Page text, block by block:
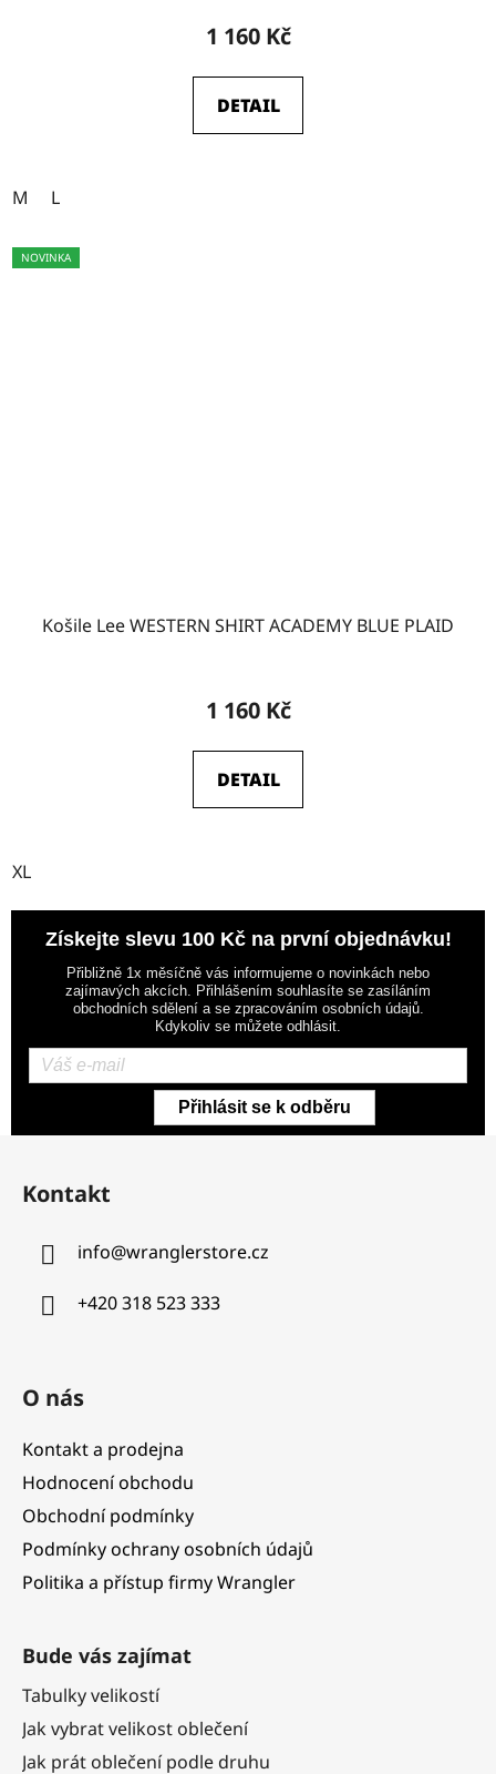
1 160 Kč
DETAIL
M L
NOVINKA
Košile Lee WESTERN SHIRT ACADEMY BLUE PLAID
1 160 Kč
DETAIL
XL
Získejte slevu 100 Kč na první objednávku!
Přibližně 1x měsíčně vás informujeme o novinkách nebo
zajímavých akcích. Přihlášením souhlasíte se zasíláním
obchodních sdělení a se zpracováním osobních údajů.
Kdykoliv se můžete odhlásit.
Přihlásit se k odběru
Z
Kontakt
info@wranglerstore.cz
+420 318 523 333
O nás
Kontakt a prodejna
Hodnocení obchodu
Obchodní podmínky
Podmínky ochrany osobních údajů
Politika a přístup firmy Wrangler
Bude vás zajímat
Tabulky velikostí
Jak vybrat velikost oblečení
Jak prát oblečení podle druhu